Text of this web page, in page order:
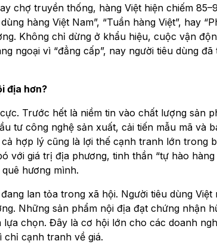
chợ truyền thống, hàng Việt hiện chiếm
hàng Việt Nam”, “Tuần hàng Việt”, hay
Không chỉ dừng ở khẩu hiệu, cuộc vận
ngoại vì “đẳng cấp”, nay người tiêu dùng
địa hơn?
Trước hết là niềm tin vào chất lượng sản
tư công nghệ sản xuất, cải tiến mẫu mã và
hợp lý cũng là lợi thế cạnh tranh lớn trong
với giá trị địa phương, tinh thần “tự hào hàng
hương mình.
lan tỏa trong xã hội. Người tiêu dùng Việt
Những sản phẩm nội địa đạt chứng nhận
chọn. Đây là cơ hội lớn cho các doanh
cạnh tranh về giá.